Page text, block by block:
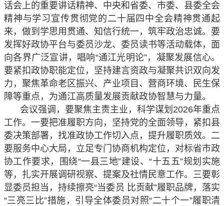
话会上的重要讲话精神、中央和省委、市委、县委全会
精神与学习宣传贯彻党的二十届四中全会精神贯通起
来，做到学思用贯通、知信行统一，筑牢政治忠诚。要
发挥好政协平台与委员沙龙、委员读书等活动载体，面
向各界广泛宣讲，唱响“通江光明论”，凝聚发展信心。
要紧扣政协职能定位，坚持建言资政与凝聚共识双向发
力，聚焦革命老区振兴、产业项目、营商环境、民生保
障等重点，为通江高质量发展贡献政协智慧与力量。
会议强调，要聚焦主责主业，科学谋划2026年重点
工作。一要把准履职方向，坚持党的全面领导，紧扣县
委决策部署，找准政协工作切入点，提升履职质效。二
要服务中心大局，立足专门协商机构定位，对标省市政
协工作要求，围绕“一县三地”建设、“十五五”规划实施
等，扎实开展调研视察、提案及社情民意工作。三要彰
显委员担当，持续擦亮“当委员 比贡献”履职品牌，落实
“三亮三比”措施，引导全体委员对照“二十个一”履职清